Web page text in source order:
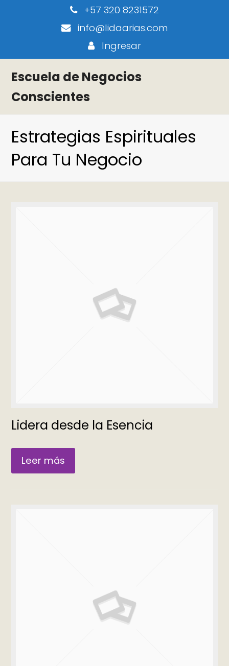
+57 320 8231572
info@lidaarias.com
Ingresar
Escuela de Negocios
Conscientes
Estrategias Espirituales
Para Tu Negocio
Lidera desde la Esencia
Leer más